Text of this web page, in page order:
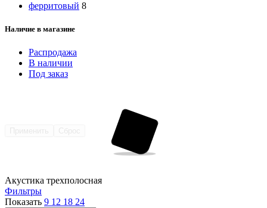
ферритовый 8
Наличие в магазине
Распродажа
В наличии
Под заказ
Акустика трехполосная
Фильтры
Показать 9 12 18 24